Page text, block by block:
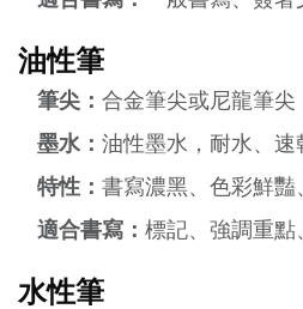
油性筆
筆尖： 合金筆尖或尼龍筆尖
墨水： 油性墨水，耐水、速
特性： 書寫濃黑、色彩鮮豔
適合書寫： 標記、強調重點
水性筆